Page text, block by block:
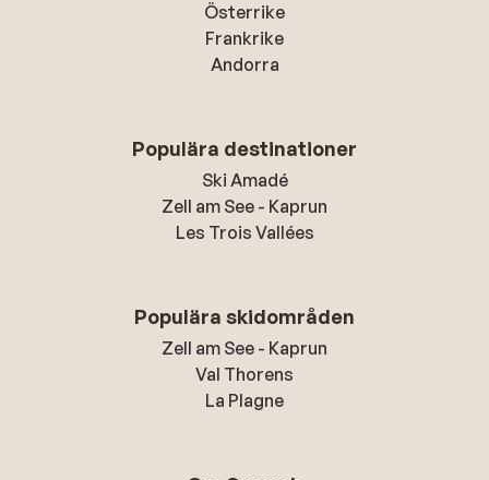
Österrike
Frankrike
Andorra
Populära destinationer
Ski Amadé
Zell am See - Kaprun
Les Trois Vallées
Populära skidområden
Zell am See - Kaprun
Val Thorens
La Plagne